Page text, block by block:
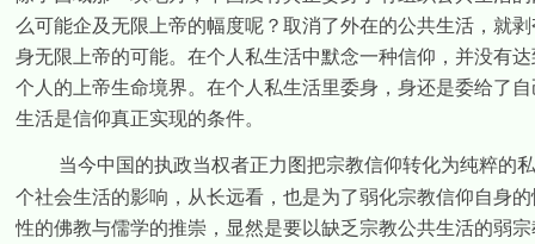
么可能企及无限上帝的幅度呢？取消了外在的公共生活，就
身无限上帝的可能。在个人私生活中默念一种信仰，并没有
个人的上帝生命境界。在个人私生活里委身，身还是委给了
生活是信仰真正实现的条件。
当今中国的执政当权者正力图把宗教信仰转化为纯粹的
个社会生活的影响，从长远看，也是为了弱化宗教信仰自身
性的佛教与儒学的推崇，显然是要以缺乏宗教公共生活的弱